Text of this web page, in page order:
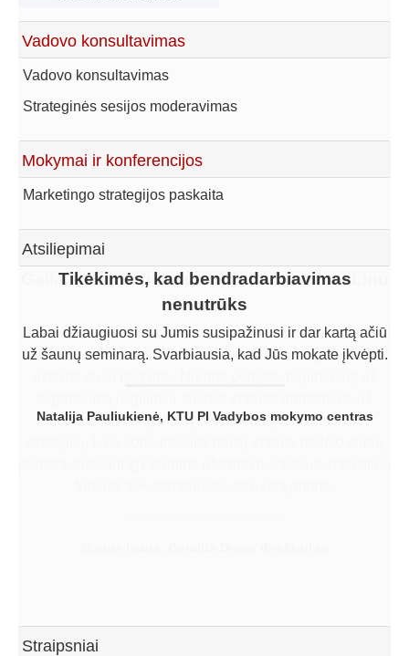
Vadovo konsultavimas
Vadovo konsultavimas
Strateginės sesijos moderavimas
Mokymai ir konferencijos
Marketingo strategijos paskaita
Atsiliepimai
Tikėkimės, kad bendradarbiavimas
nenutrūks
Labai džiaugiuosi su Jumis susipažinusi ir dar kartą ačiū
už šaunų seminarą. Svarbiausia, kad Jūs mokate įkvėpti.
Natalija Pauliukienė, KTU PI Vadybos mokymo centras
Gaila, kad per vėlai pradėjome dirbti su Linu
Šimoniu
Gaila, kad per vėlai pradėjome dirbti su Linu Šimoniu. Kol
dirbome patys, uždirbome žymiai mažiau, negu būtume
tinkamą veiksmų planą bei pateiktą aiškią veiklos
Straipsniai